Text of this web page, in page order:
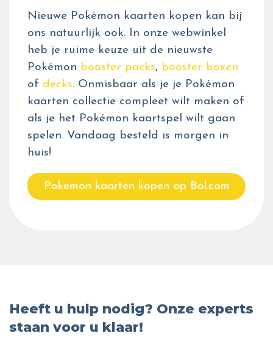
Nieuwe Pokémon kaarten kopen kan bij
ons natuurlijk ook. In onze webwinkel
heb je ruime keuze uit de nieuwste
Pokémon booster packs, booster boxen
of decks. Onmisbaar als je je Pokémon
kaarten collectie compleet wilt maken of
als je het Pokémon kaartspel wilt gaan
spelen. Vandaag besteld is morgen in
huis!
Pokemon kaarten kopen op Bol.com
Heeft u hulp nodig? Onze experts
staan voor u klaar!